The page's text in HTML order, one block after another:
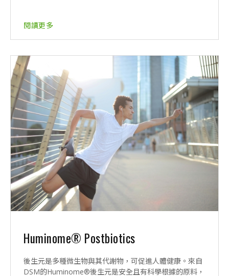
閱讀更多
Huminome® Postbiotics
後生元是多種微生物與其代謝物，可促進人體健康。來自
DSM的Huminome®後生元是安全且有科學根據的原料，